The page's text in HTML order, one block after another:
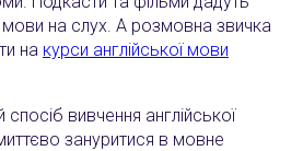
мови на слух. А розмовна звичка
на курси англійської мови
вивчення англійської
зануритися в мовне